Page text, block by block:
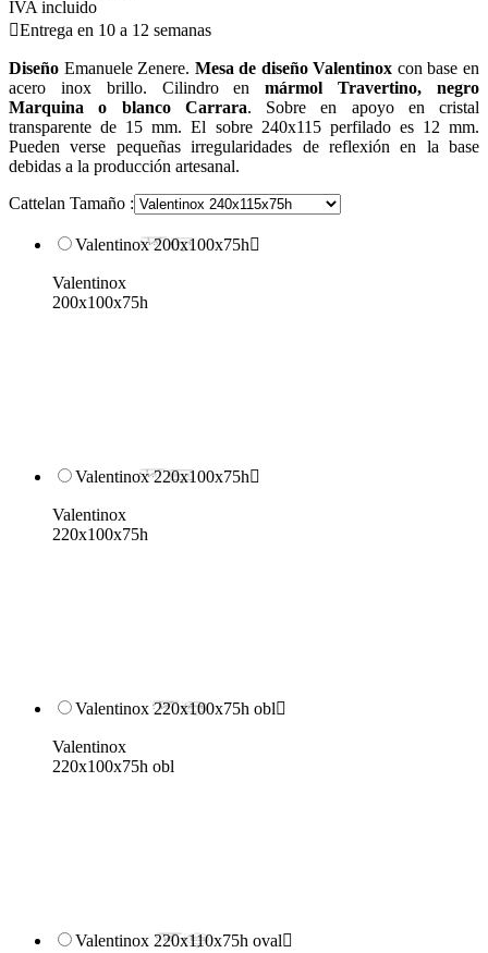
IVA incluido
Entrega en 10 a 12 semanas
Diseño Emanuele Zenere. Mesa de diseño Valentinox con base en
acero inox brillo. Cilindro enmármol Travertino, negro
Marquina o blanco Carrara. Sobre en apoyo en cristal
transparente de 15 mm. El sobre 240x115 perfilado es 12 mm.
Pueden verse pequeñas irregularidades de reflexión en la base
debidas a la producción artesanal.
Cattelan Tamaño :
Valentinox 200x100x75h
Valentinox
200x100x75h
Valentinox 220x100x75h
Valentinox
220x100x75h
Valentinox 220x100x75h obl
Valentinox
220x100x75h obl
Valentinox 220x110x75h oval